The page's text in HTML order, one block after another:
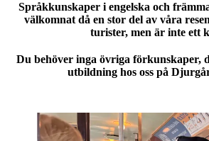
Språkkunskaper i engelska och
välkomnat då en stor del av våra
turister, men är inte ett
Du behöver inga övriga förkunskaper,
utbildning hos oss på